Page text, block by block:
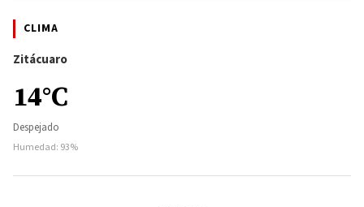
CLIMA
Zitácuaro
14°C
Despejado
Humedad: 93%